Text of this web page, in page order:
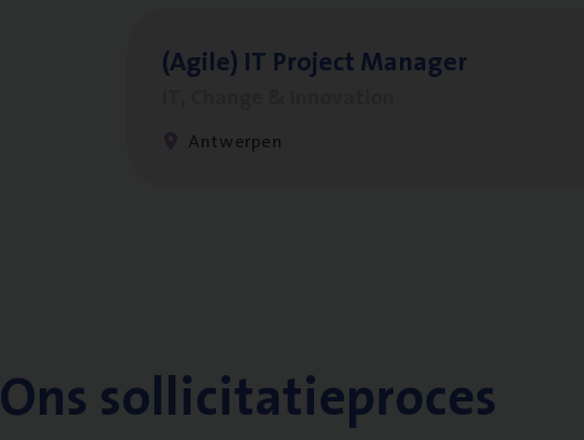
(Agi­le) IT Pro­ject Manager
Antwerpen
Ons sollicitatieproces